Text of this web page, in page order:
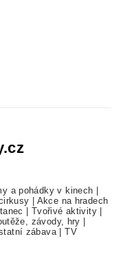
a pohádky v kinech
Akce na hradech
Tvořivé aktivity
závody, hry
zábava |TV